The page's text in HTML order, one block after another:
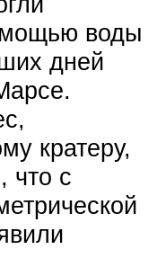
воды
дней
кратеру,
что с